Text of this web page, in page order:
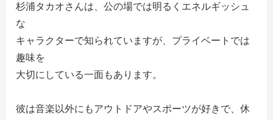
杉浦タカオさんは、公の場では明るくエネルギッシュ
な
キャラクターで知られていますが、プライベートでは
趣味を
大切にしている一面もあります。
彼は音楽以外にもアウトドアやスポーツが好きで、休